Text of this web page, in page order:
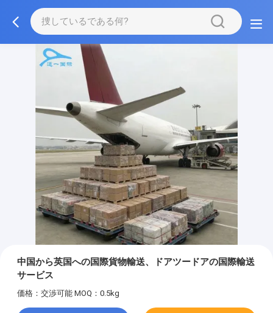
中国から英国への国際貨物輸送、ドアツードアの国際輸送
サービス
価格：交渉可能 MOQ：0.5kg